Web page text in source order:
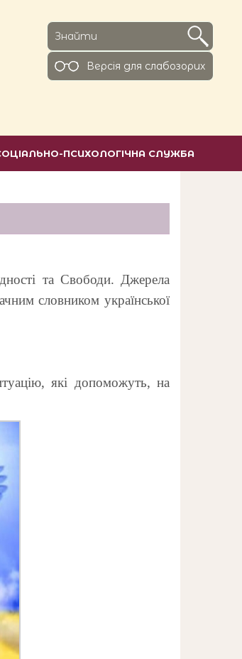
Версiя для слабозорих
ПСИХОЛОГІЧНА СЛУЖБА
та Свободи. Джерела
словником української
які допоможуть, на